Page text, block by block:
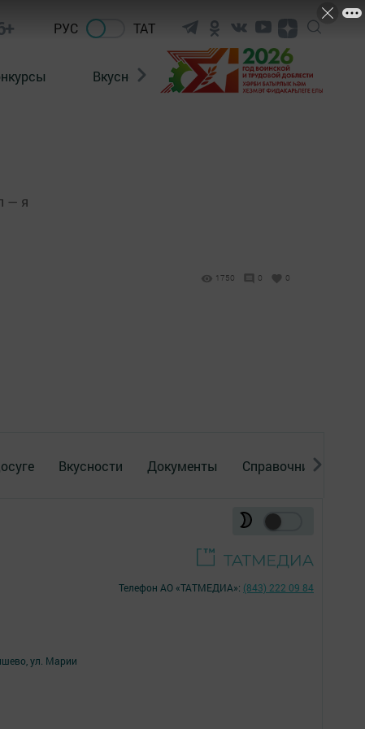
РУС ТАТ
Вкусности Фотогалерея
— я
1750 0 0
Вкусности Документы Справочник
ул. Марии
Телефон АО «ТАТМЕДИА»: (843) 222 09 84